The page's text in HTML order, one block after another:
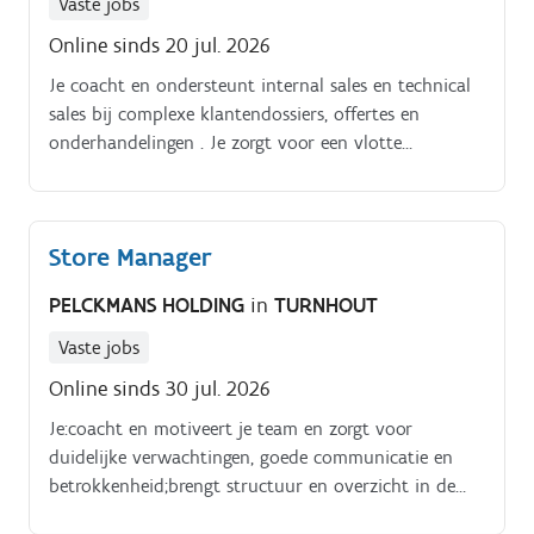
Online sinds 20 jul. 2026
Je coacht en ondersteunt internal sales en technical
sales bij complexe klantendossiers, offertes en
onderhandelingen . Je zorgt voor een vlotte
Store Manager
PELCKMANS HOLDING in TURNHOUT
Vaste jobs
Online sinds 30 jul. 2026
Je:coacht en motiveert je team en zorgt voor
duidelijke verwachtingen, goede communicatie en
betrokkenheid;brengt structuur en overzicht in de